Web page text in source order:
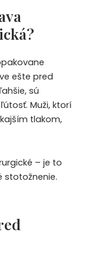
ešte pred
sú
Muži, ktorí
tlakom,
– je to
stotožnenie.